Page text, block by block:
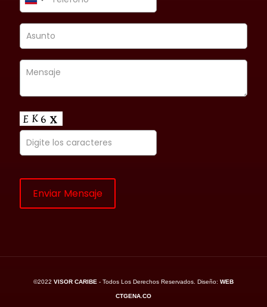
©2022 VISOR CARIBE - Todos Los Derechos Reservados. Diseño: WEB
CTGENA.CO